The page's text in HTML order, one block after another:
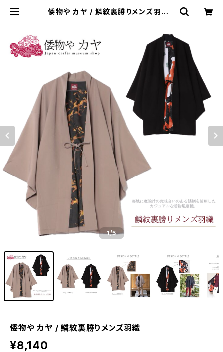
倭物や カヤ / 鱗紋裏勝りメンズ羽織 |
1/5
倭物や カヤ / 鱗紋裏勝りメンズ羽織
¥8,140